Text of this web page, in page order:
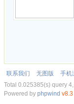
联系我们 无图版 手机
Total 0.025385(s) query
Powered by phpwind v8.3